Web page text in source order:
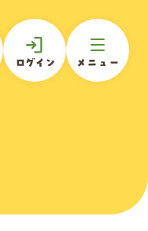
ログイン メニュー